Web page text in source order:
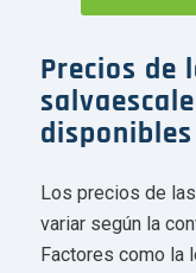
Precios de
disponibles
Los precios de
variar según la
Factores como la